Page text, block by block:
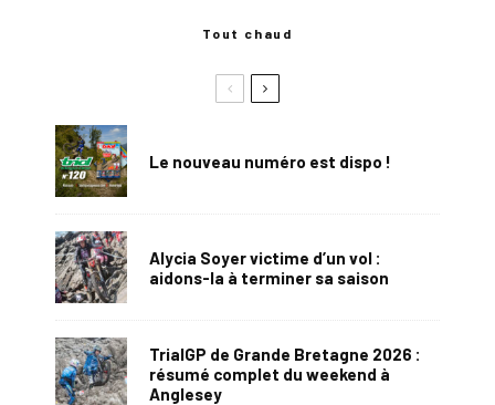
Tout chaud
Le nouveau numéro est dispo !
Alycia Soyer victime d’un vol :
aidons-la à terminer sa saison
TrialGP de Grande Bretagne 2026 :
résumé complet du weekend à
Anglesey